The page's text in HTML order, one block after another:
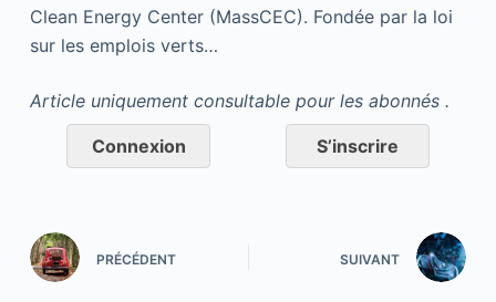
Clean Energy Center (MassCEC). Fondée par la loi
sur les emplois verts…
Article uniquement consultable pour les abonnés .
Connexion S’inscrire
PRÉCÉDENT SUIVANT